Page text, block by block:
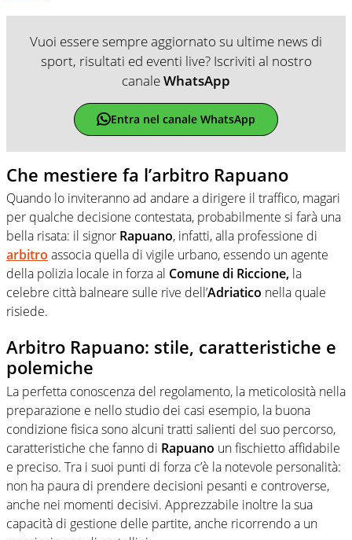
Vuoi essere sempre aggiornato su ultime news di
sport, risultati ed eventi live? Iscriviti al nostro
canaleWhatsApp
Entra nel canale WhatsApp
Che mestiere fa l’arbitro Rapuano
Quando lo inviteranno ad andare a dirigere il traffico, magari
per qualche decisione contestata, probabilmente si farà una
bella risata: il signor Rapuano, infatti, alla professione di
arbitro associa quella di vigile urbano, essendo un agente
della polizia locale in forza al Comune di Riccione, la
celebre città balneare sulle rive dell’Adriatico nella quale
risiede.
Arbitro Rapuano: stile, caratteristiche e
polemiche
La perfetta conoscenza del regolamento, la meticolosità nella
preparazione e nello studio dei casi esempio, la buona
condizione fisica sono alcuni tratti salienti del suo percorso,
caratteristiche che fanno di Rapuano un fischietto affidabile
e preciso. Tra i suoi punti di forza c’è la notevole personalità:
non ha paura di prendere decisioni pesanti e controverse,
anche nei momenti decisivi. Apprezzabile inoltre la sua
capacità di gestione delle partite, anche ricorrendo a un